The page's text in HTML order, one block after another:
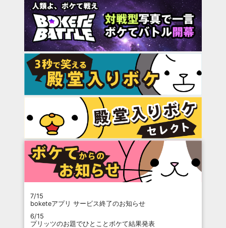
7/15
boketeアプリ サービス終了のお知らせ
6/15
プリッツのお題でひとことボケて結果発表